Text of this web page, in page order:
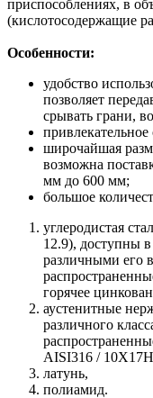
приспособлениях, в
(кислотосодержащие
Особенности:
удобство
позволяет
срывать грани,
широчайшая
возможна
мм до 600 мм;
большое
углеродистая
12.9), доступны
различными его
горячее
аустенитные
различного
AISI316 /
латунь,
полиамид.